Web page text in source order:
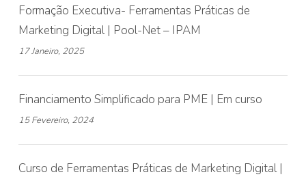
Formação Executiva- Ferramentas Práticas de
Marketing Digital | Pool-Net – IPAM
17 Janeiro, 2025
Financiamento Simplificado para PME | Em curso
15 Fevereiro, 2024
Curso de Ferramentas Práticas de Marketing Digital |